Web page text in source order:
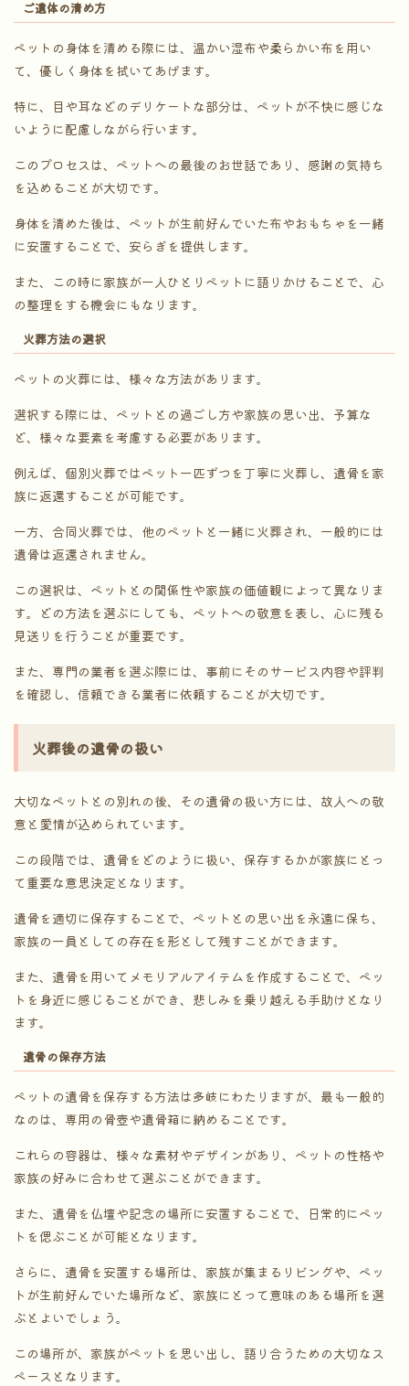
ご遺体の清め方
ペットの身体を清める際には、温かい湿布や柔らかい布を用い
て、優しく身体を拭いてあげます。
特に、目や耳などのデリケートな部分は、ペットが不快に感じな
いように配慮しながら行います。
このプロセスは、ペットへの最後のお世話であり、感謝の気持ち
を込めることが大切です。
身体を清めた後は、ペットが生前好んでいた布やおもちゃを一緒
に安置することで、安らぎを提供します。
また、この時に家族が一人ひとりペットに語りかけることで、心
の整理をする機会にもなります。
火葬方法の選択
ペットの火葬には、様々な方法があります。
選択する際には、ペットとの過ごし方や家族の思い出、予算な
ど、様々な要素を考慮する必要があります。
例えば、個別火葬ではペット一匹ずつを丁寧に火葬し、遺骨を家
族に返還することが可能です。
一方、合同火葬では、他のペットと一緒に火葬され、一般的には
遺骨は返還されません。
この選択は、ペットとの関係性や家族の価値観によって異なりま
す。どの方法を選ぶにしても、ペットへの敬意を表し、心に残る
見送りを行うことが重要です。
また、専門の業者を選ぶ際には、事前にそのサービス内容や評判
を確認し、信頼できる業者に依頼することが大切です。
火葬後の遺骨の扱い
大切なペットとの別れの後、その遺骨の扱い方には、故人への敬
意と愛情が込められています。
この段階では、遺骨をどのように扱い、保存するかが家族にとっ
て重要な意思決定となります。
遺骨を適切に保存することで、ペットとの思い出を永遠に保ち、
家族の一員としての存在を形として残すことができます。
また、遺骨を用いてメモリアルアイテムを作成することで、ペッ
トを身近に感じることができ、悲しみを乗り越える手助けとなり
ます。
遺骨の保存方法
ペットの遺骨を保存する方法は多岐にわたりますが、最も一般的
なのは、専用の骨壺や遺骨箱に納めることです。
これらの容器は、様々な素材やデザインがあり、ペットの性格や
家族の好みに合わせて選ぶことができます。
また、遺骨を仏壇や記念の場所に安置することで、日常的にペッ
トを偲ぶことが可能となります。
さらに、遺骨を安置する場所は、家族が集まるリビングや、ペッ
トが生前好んでいた場所など、家族にとって意味のある場所を選
ぶとよいでしょう。
この場所が、家族がペットを思い出し、語り合うための大切なス
ペースとなります。